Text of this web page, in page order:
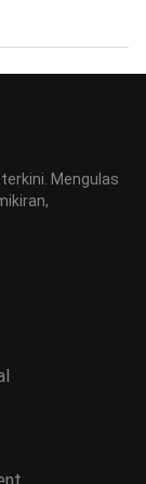
Mengulas